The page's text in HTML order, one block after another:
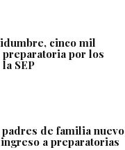
cinco mil
por los
SEP
padres de familia nuevo
a preparatorias